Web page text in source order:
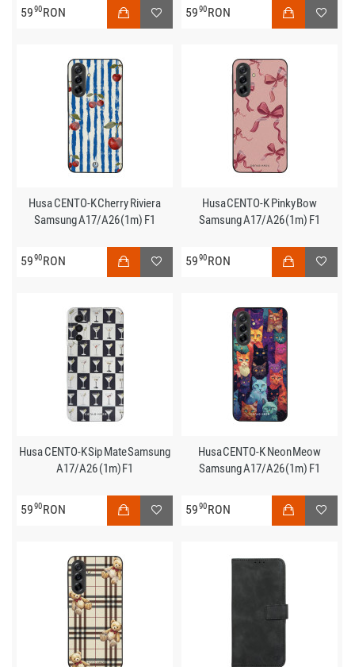
5990RON 5990RON
Husa CENTO-K Cherry Riviera
Samsung A17/A26 (1m) F1
5990RON
Husa CENTO-K Pinky Bow
Samsung A17/A26 (1m) F1
5990RON
Husa CENTO-K Sip Mate Samsung
A17/A26 (1m) F1
5990RON
Husa CENTO-K Neon Meow
Samsung A17/A26 (1m) F1
5990RON